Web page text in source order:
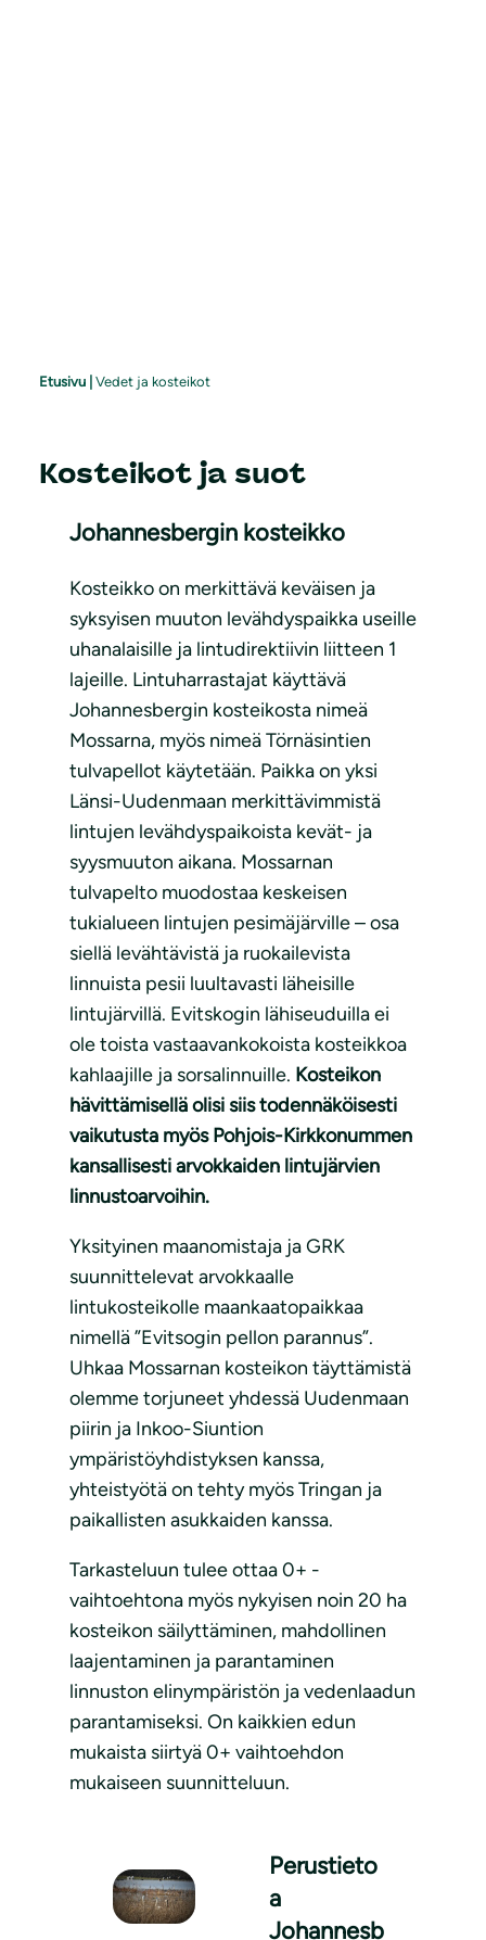
Etusivu Vedet ja kosteikot
Kosteikot ja suot
Johannesbergin kosteikko
Kosteikko on merkittävä keväisen ja
syksyisen muuton levähdyspaikka useille
uhanalaisille ja lintudirektiivin liitteen 1
lajeille. Lintuharrastajat käyttävä
Johannesbergin kosteikosta nimeä
Mossarna, myös nimeä Törnäsintien
tulvapellot käytetään. Paikka on yksi
Länsi-Uudenmaan merkittävimmistä
lintujen levähdyspaikoista kevät- ja
syysmuuton aikana. Mossarnan
tulvapelto muodostaa keskeisen
tukialueen lintujen pesimäjärville – osa
siellä levähtävistä ja ruokailevista
linnuista pesii luultavasti läheisille
lintujärvillä. Evitskogin lähiseuduilla ei
ole toista vastaavankokoista kosteikkoa
kahlaajille ja sorsalinnuille. Kosteikon
hävittämisellä olisi siis todennäköisesti
vaikutusta myös Pohjois-Kirkkonummen
kansallisesti arvokkaiden lintujärvien
linnustoarvoihin.
Yksityinen maanomistaja ja GRK
suunnittelevat arvokkaalle
lintukosteikolle maankaatopaikkaa
nimellä ”Evitsogin pellon parannus”.
Uhkaa Mossarnan kosteikon täyttämistä
olemme torjuneet yhdessä Uudenmaan
piirin ja Inkoo-Siuntion
ympäristöyhdistyksen kanssa,
yhteistyötä on tehty myös Tringan ja
paikallisten asukkaiden kanssa.
Tarkasteluun tulee ottaa 0+ -
vaihtoehtona myös nykyisen noin 20 ha
kosteikon säilyttäminen, mahdollinen
laajentaminen ja parantaminen
linnuston elinympäristön ja vedenlaadun
parantamiseksi. On kaikkien edun
mukaista siirtyä 0+ vaihtoehdon
mukaiseen suunnitteluun.
Perustieto
a
Johannesb